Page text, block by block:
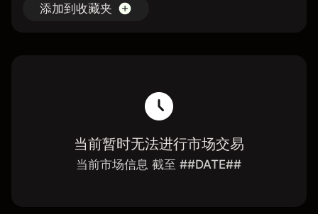
添加到收藏夹
当前暂时无法进行市场交易
当前市场信息 截至 ##DATE##